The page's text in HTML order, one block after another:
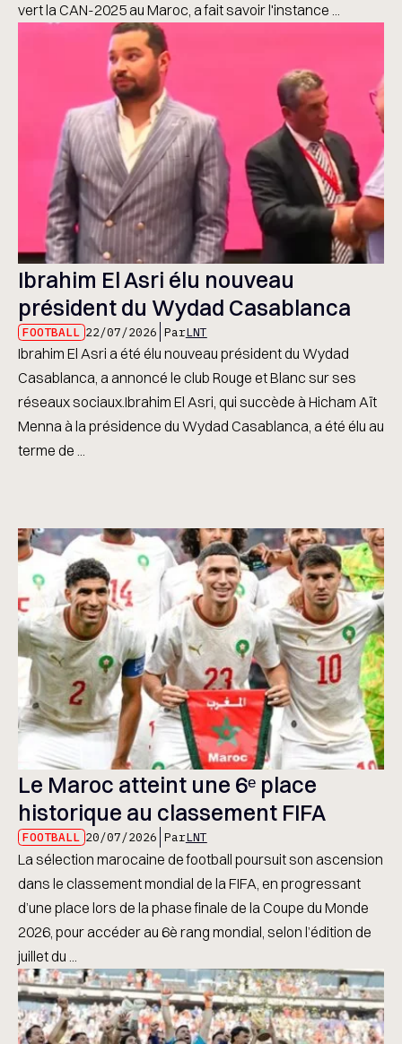
vert la CAN-2025 au Maroc, a fait savoir l'instance ...
Ibrahim El Asri élu nouveau
président du Wydad Casablanca
FOOTBALL 22/07/2026 ParLNT
Ibrahim El Asri a été élu nouveau président du Wydad
Casablanca, a annoncé le club Rouge et Blanc sur ses
réseaux sociaux.Ibrahim El Asri, qui succède à Hicham Aït
Menna à la présidence du Wydad Casablanca, a été élu au
terme de ...
Le Maroc atteint une 6ᵉ place
historique au classement FIFA
FOOTBALL 20/07/2026 ParLNT
La sélection marocaine de football poursuit son ascension
dans le classement mondial de la FIFA, en progressant
d’une place lors de la phase finale de la Coupe du Monde
2026, pour accéder au 6è rang mondial, selon l’édition de
juillet du ...